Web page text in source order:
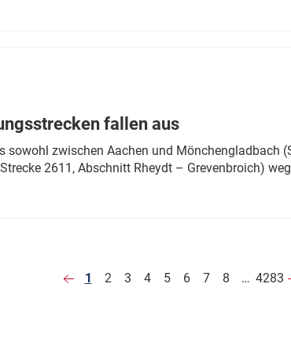
fallen aus
sowohl zwischen Aachen und Mönchengladbach
2611, Abschnitt Rheydt – Grevenbroich)
1 2 3 4 5 6 7 8 … 4283